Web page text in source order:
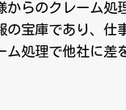
からのクレーム処
の宝庫であり、仕
ム処理で他社に差